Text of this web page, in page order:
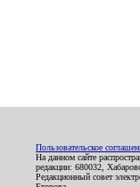
Пользовательское
На данном сайте
редакции: 680032,
Редакционный совет